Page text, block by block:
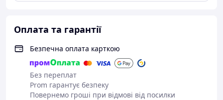
Оплата та гарантії
Безпечна оплата карткою
Без переплат
Prom гарантує безпеку
Повернемо гроші при відмові від посилки